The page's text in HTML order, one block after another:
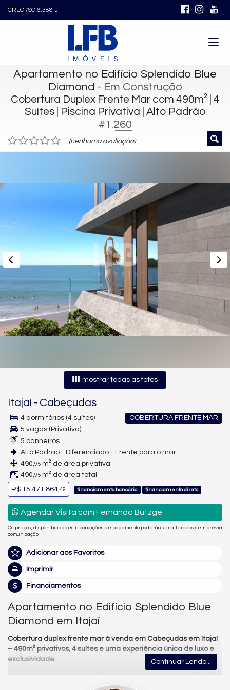
CRECI/SC 6.388-J
Apartamento no Edifício Splendido Blue
Diamond - Em Construção
Cobertura Duplex Frente Mar com 490m² | 4
Suítes | Piscina Privativa | Alto Padrão
#1.260
(nenhuma avaliação)
mostrar todas as fotos
Itajaí - Cabeçudas
COBERTURA FRENTE MAR
4 dormitórios (4 suítes)
5 vagas (Privativa)
5 banheiros
Alto Padrão - Diferenciado - Frente para o mar
490,95 m² de área privativa
490,95 m² de área total
R$ 15.471.864,49 financiamento bancário financiamento direto
Agendar Visita com Fernando Butzge
Os preços, disponibilidades e condições de pagamento poderão ser alterados sem prévia
comunicação.
Adicionar aos Favoritos
Imprimir
Financiamentos
Apartamento no Edifício Splendido Blue
Diamond em Itajaí
Cobertura duplex frente mar à venda em Cabeçudas em Itajaí
– 490m² privativos, 4 suítes e uma experiência única de luxo e
exclusividade
Apresentamos uma das coberturas mais exclusivas do litoral
catarinense, localizada no Splendido Diamond Blue, na
Continuar Lendo...